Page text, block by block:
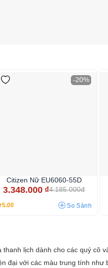
-20%
Citizen Nữ EU6060-55D
3.348.000 ₫4.185.000đ
5.00 So Sánh
lịch dành cho các quý cô
đại với các màu trung tính